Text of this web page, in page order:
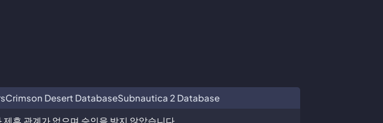
Crimson Desert DatabaseSubnautica 2 Database
관계가 없으며 승인을 받지 않았습니다.